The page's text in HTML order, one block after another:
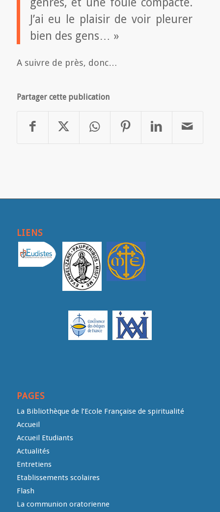
J’ai eu le plaisir de voir pleurer
bien des gens… »
A suivre de près, donc…
Partager cette publication
LIENS
PAGES
La Bibliothèque de l’Ecole Française de spiritualité
Accueil
Accueil Etudiants
Actualités
Entretiens
Etablissements scolaires
Flash
La communion oratorienne